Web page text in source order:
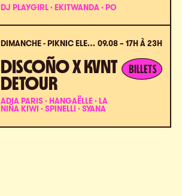
DJ PLAYGIRL · EKITWANDA · PO
DIMANCHE - PIKNIC ÉLECTRONIK X VPC 09.08 – 17H À 23H
DISCOÑO X KVNT
DETOUR
ADIA PARIS · HANGAËLLE · LA
NIÑA KIWI · SPINELLI · SYANA
BILLETS